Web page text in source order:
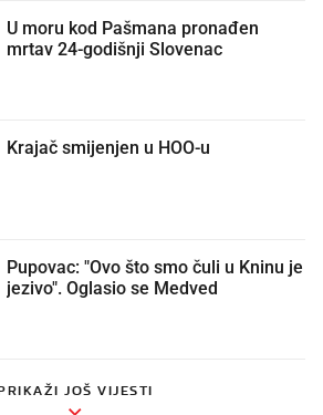
U moru kod Pašmana pronađen
mrtav 24-godišnji Slovenac
Krajač smijenjen u HOO-u
Pupovac: "Ovo što smo čuli u Kninu je
jezivo". Oglasio se Medved
JOŠ VIJESTI